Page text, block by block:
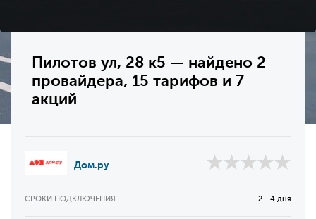
Пилотов ул, 28 к5 — найдено 2
провайдера, 15 тарифов и 7
акций
Дом.ру
СРОКИ ПОДКЛЮЧЕНИЯ 2 - 4 дня